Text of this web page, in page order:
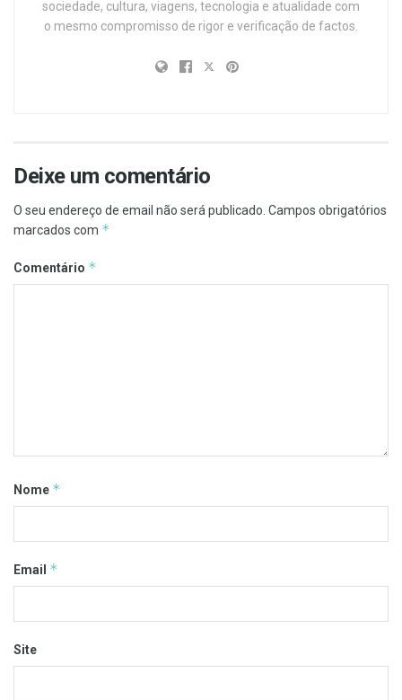
sociedade, cultura, viagens, tecnologia e atualidade com
o mesmo compromisso de rigor e verificação de factos.
Deixe um comentário
O seu endereço de email não será publicado. Campos obrigatórios
marcados com *
Comentário *
Nome *
Email *
Site